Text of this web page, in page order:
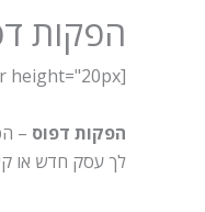
הפקות
[spacer height="20px"]
הפקות דפוס –
לך עסק חדש או